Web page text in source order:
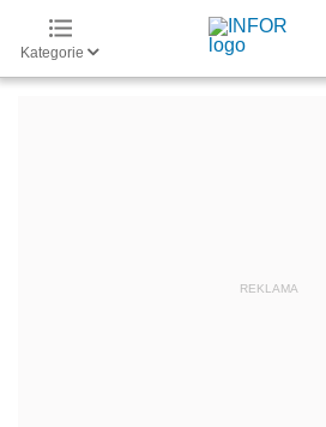
Kategorie